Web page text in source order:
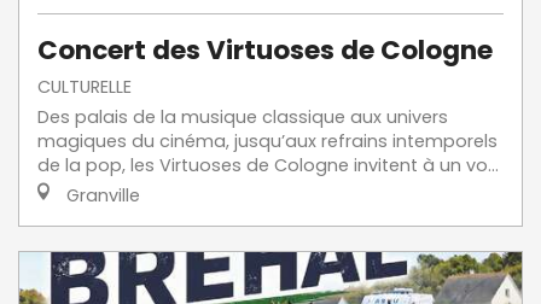
Concert des Virtuoses de Cologne
CULTURELLE
Des palais de la musique classique aux univers
magiques du cinéma, jusqu’aux refrains intemporels
de la pop, les Virtuoses de Cologne invitent à un vo...
Granville